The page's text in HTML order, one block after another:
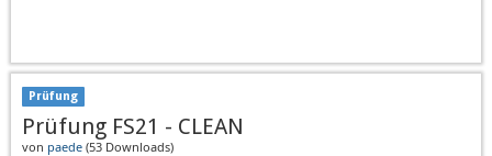
Prüfung
Prüfung FS21 - CLEAN
von paede (53 Downloads)